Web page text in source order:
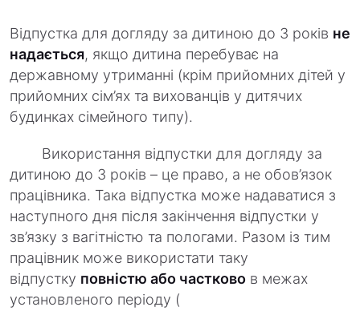
Відпустка для догляду за дитиною до 3 років не
надається, якщо дитина перебуває на
державному утриманні (крім прийомних дітей у
прийомних сім’ях та вихованців у дитячих
будинках сімейного типу).
Використання відпустки для догляду за
дитиною до 3 років – це право, а не обов’язок
працівника. Така відпустка може надаватися з
наступного дня після закінчення відпустки у
зв’язку з вагітністю та пологами. Разом із тим
працівник може використати таку
відпустку повністю або частково в межах
установленого періоду (